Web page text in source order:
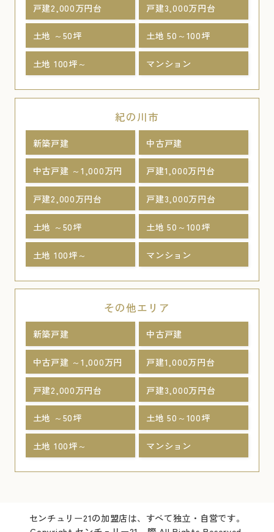
戸建2,000万円台 戸建3,000万円台
土地 ～50坪 土地 50～100坪
土地 100坪～ マンション
紀の川市
新築戸建 中古戸建
中古戸建 ～1,000万円 戸建1,000万円台
戸建2,000万円台 戸建3,000万円台
土地 ～50坪 土地 50～100坪
土地 100坪～ マンション
その他エリア
新築戸建 中古戸建
中古戸建 ～1,000万円 戸建1,000万円台
戸建2,000万円台 戸建3,000万円台
土地 ～50坪 土地 50～100坪
土地 100坪～ マンション
センチュリー21の加盟店は、すべて独立・自営です。